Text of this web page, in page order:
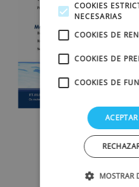
CONTACTA
COOKIES
NECESARIAS
COOKIES DE
COOKIES DE
COOKIES DE
MOSTRAR